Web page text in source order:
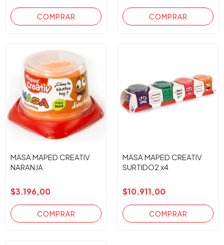
MASA MAPED CREATIV
NARANJA
$3.196,00
MASA MAPED CREATIV
SURTIDO2 x4
$10.911,00